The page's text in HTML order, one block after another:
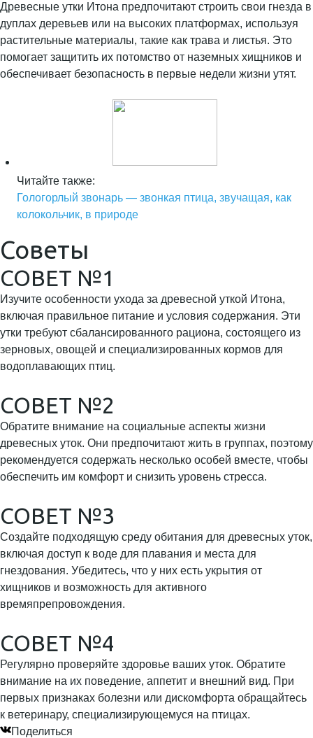
Древесные утки Итона предпочитают строить свои гнезда в
дуплах деревьев или на высоких платформах, используя
растительные материалы, такие как трава и листья. Это
помогает защитить их потомство от наземных хищников и
обеспечивает безопасность в первые недели жизни утят.
Читайте также:
Гологорлый звонарь — звонкая птица, звучащая, как
колокольчик, в природе
Советы
СОВЕТ №1
Изучите особенности ухода за древесной уткой Итона,
включая правильное питание и условия содержания. Эти
утки требуют сбалансированного рациона, состоящего из
зерновых, овощей и специализированных кормов для
водоплавающих птиц.
СОВЕТ №2
Обратите внимание на социальные аспекты жизни
древесных уток. Они предпочитают жить в группах, поэтому
рекомендуется содержать несколько особей вместе, чтобы
обеспечить им комфорт и снизить уровень стресса.
СОВЕТ №3
Создайте подходящую среду обитания для древесных уток,
включая доступ к воде для плавания и места для
гнездования. Убедитесь, что у них есть укрытия от
хищников и возможность для активного
времяпрепровождения.
СОВЕТ №4
Регулярно проверяйте здоровье ваших уток. Обратите
внимание на их поведение, аппетит и внешний вид. При
первых признаках болезни или дискомфорта обращайтесь
к ветеринару, специализирующемуся на птицах.
Поделиться